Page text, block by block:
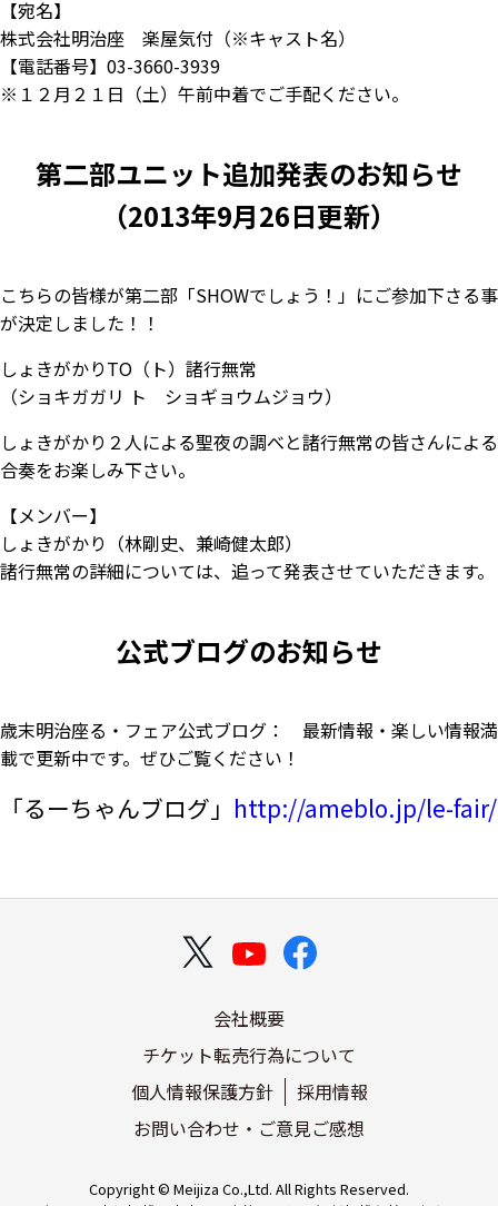
【宛名】
株式会社明治座 楽屋気付（※キャスト名）
【電話番号】03-3660-3939
※１２月２１日（土）午前中着でご手配ください。
第二部ユニット追加発表のお知らせ
（2013年9月26日更新）
こちらの皆様が第二部「SHOWでしょう！」にご参加下さる事
が決定しました！！
しょきがかりTO（ト）諸行無常
（ショキガガリ ト ショギョウムジョウ）
しょきがかり２人による聖夜の調べと諸行無常の皆さんによる
合奏をお楽しみ下さい。
【メンバー】
しょきがかり（林剛史、兼崎健太郎）
諸行無常の詳細については、追って発表させていただきます。
公式ブログのお知らせ
歳末明治座る・フェア公式ブログ： 最新情報・楽しい情報満
載で更新中です。ぜひご覧ください！
「るーちゃんブログ」 http://ameblo.jp/le-fair/
会社概要
チケット転売行為について
個人情報保護方針
採用情報
お問い合わせ・ご意見ご感想
Copyright © Meijiza Co.,Ltd. All Rights Reserved.